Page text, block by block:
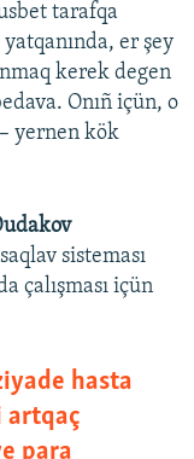
tarafqa
er şey
kerek degen
Onıñ içün, o
yernen kök
sisteması
çalışması içün
hasta
artqaç
para